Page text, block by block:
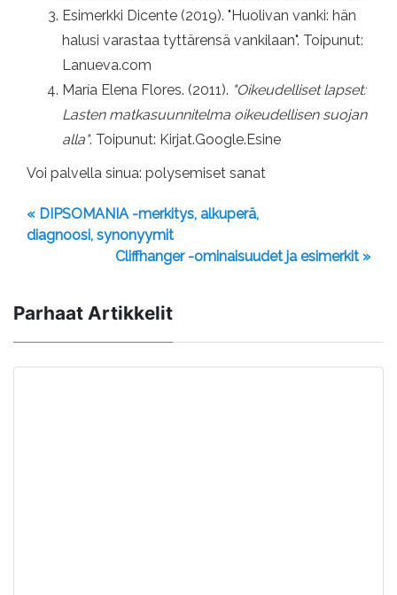
Esimerkki Dicente (2019). "Huolivan vanki: hän
halusi varastaa tyttärensä vankilaan". Toipunut:
Lanueva.com
María Elena Flores. (2011). "Oikeudelliset lapset:
Lasten matkasuunnitelma oikeudellisen suojan
alla". Toipunut: Kirjat.Google.Esine
Voi palvella sinua: polysemiset sanat
« DIPSOMANIA -merkitys, alkuperä,
diagnoosi, synonyymit
Cliffhanger -ominaisuudet ja esimerkit »
Parhaat Artikkelit